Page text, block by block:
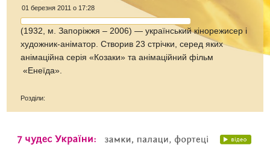
01 березня 2011 о 17:28
(1932, м. Запоріжжя – 2006) — український кінорежисер і
художник-аніматор. Створив 23 стрічки, серед яких
анімаційна серія «Козаки» та анімаційний фільм
«Енеїда».
Розділи: